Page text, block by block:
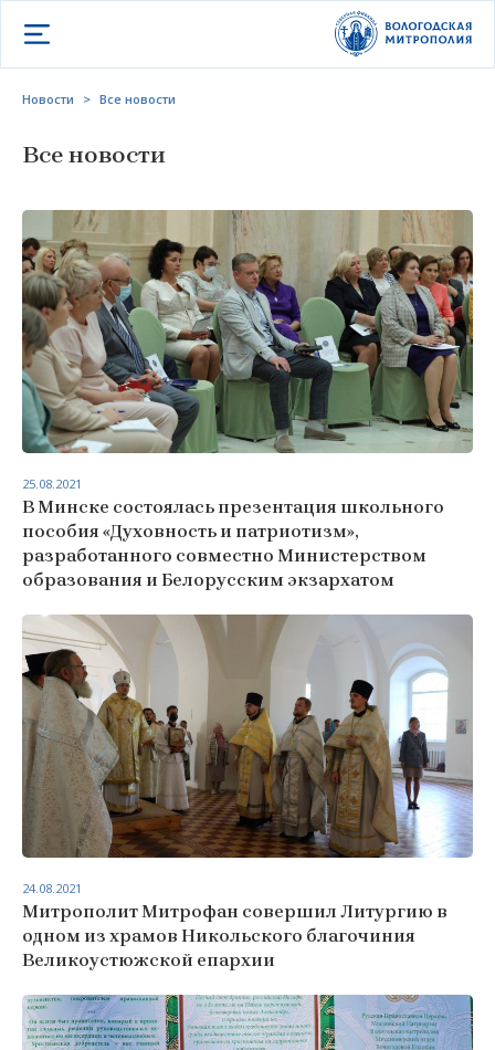
Открыть меню
Новости > Все новости
Все новости
В Минске состоялась презентация школьного
пособия «Духовность и патриотизм»,
разработанного совместно Министерством
образования и Белорусским экзархатом
25.08.2021
Митрополит Митрофан совершил Литургию в
одном из храмов Никольского благочиния
Великоустюжской епархии
24.08.2021